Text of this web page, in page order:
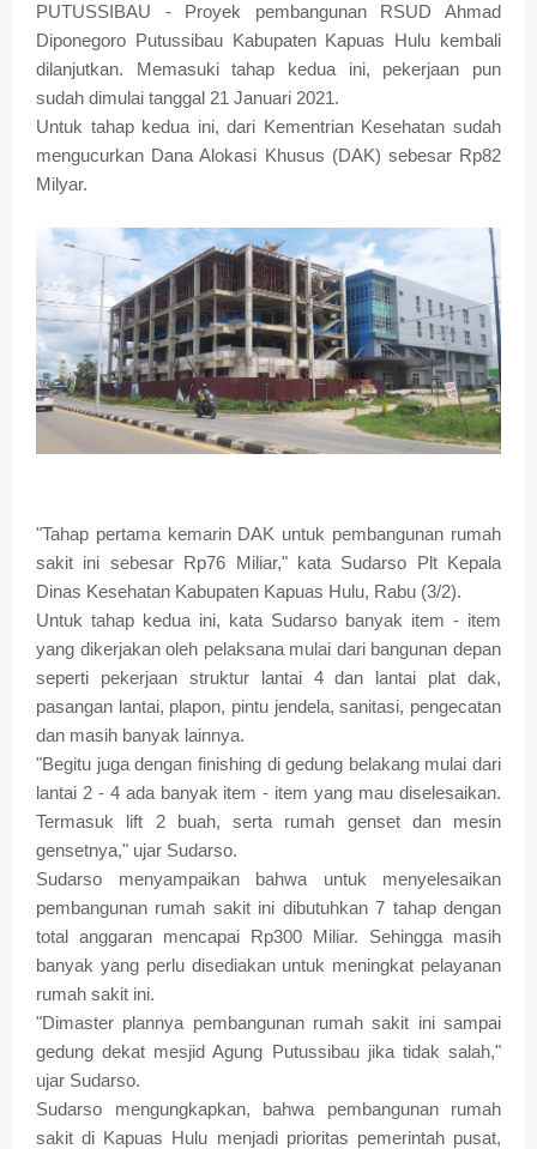
PUTUSSIBAU - Proyek pembangunan RSUD Ahmad
Diponegoro Putussibau Kabupaten Kapuas Hulu kembali
dilanjutkan. Memasuki tahap kedua ini, pekerjaan pun
sudah dimulai tanggal 21 Januari 2021.
Untuk tahap kedua ini, dari Kementrian Kesehatan sudah
mengucurkan Dana Alokasi Khusus (DAK) sebesar Rp82
Milyar.
"Tahap pertama kemarin DAK untuk pembangunan rumah
sakit ini sebesar Rp76 Miliar," kata Sudarso Plt Kepala
Dinas Kesehatan Kabupaten Kapuas Hulu, Rabu (3/2).
Untuk tahap kedua ini, kata Sudarso banyak item - item
yang dikerjakan oleh pelaksana mulai dari bangunan depan
seperti pekerjaan struktur lantai 4 dan lantai plat dak,
pasangan lantai, plapon, pintu jendela, sanitasi, pengecatan
dan masih banyak lainnya.
"Begitu juga dengan finishing di gedung belakang mulai dari
lantai 2 - 4 ada banyak item - item yang mau diselesaikan.
Termasuk lift 2 buah, serta rumah genset dan mesin
gensetnya," ujar Sudarso.
Sudarso menyampaikan bahwa untuk menyelesaikan
pembangunan rumah sakit ini dibutuhkan 7 tahap dengan
total anggaran mencapai Rp300 Miliar. Sehingga masih
banyak yang perlu disediakan untuk meningkat pelayanan
rumah sakit ini.
"Dimaster plannya pembangunan rumah sakit ini sampai
gedung dekat mesjid Agung Putussibau jika tidak salah,"
ujar Sudarso.
Sudarso mengungkapkan, bahwa pembangunan rumah
sakit di Kapuas Hulu menjadi prioritas pemerintah pusat,